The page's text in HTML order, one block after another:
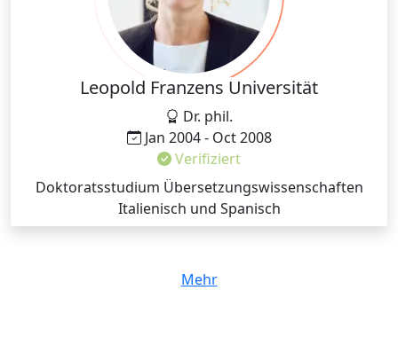
Leopold Franzens Universität
Dr. phil.
Jan 2004 - Oct 2008
Verifiziert
Doktoratsstudium Übersetzungswissenschaften
Italienisch und Spanisch
Mehr